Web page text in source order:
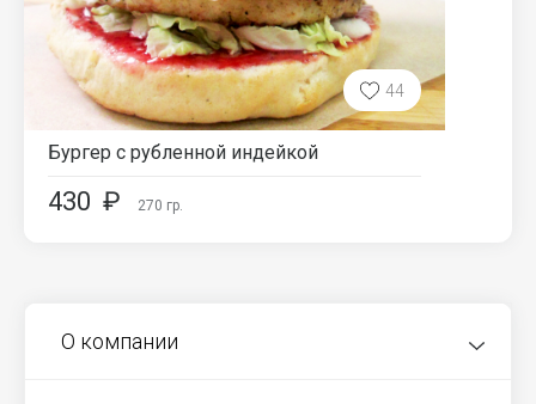
44
Бургер с рубленной индейкой
430 ₽ 270 гр.
О компании